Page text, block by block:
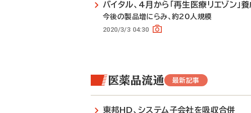
バイタル、4月から「再生医療リエゾン」
今後の製品増にらみ、約20人規模
2020/3/3 04:30
医薬品流通 最新記事
東邦HD、システム子会社を吸収合併